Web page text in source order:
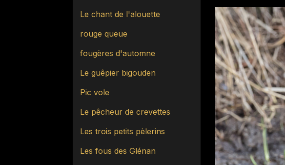
Le chant de l'alouette
rouge queue
fougères d'automne
Le guêpier bigouden
Pic vole
Le pêcheur de crevettes
Les trois petits pèlerins
Les fous des Glénan